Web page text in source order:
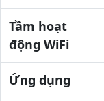
Tầm hoạt
động WiFi
Ứng dụng